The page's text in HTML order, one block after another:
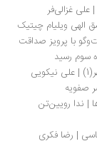
علی غزالی‌فر
ویلیام چیتیک
با پرویز صداقت
سوم رسید
صفویه
| ندا رویین‌تن
| رضا فکری